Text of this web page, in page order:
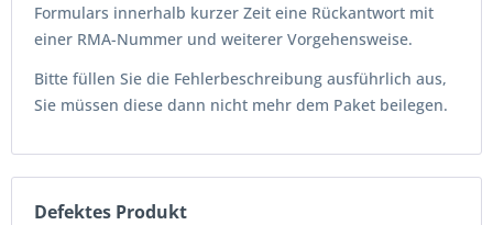
Formulars innerhalb kurzer Zeit eine Rückantwort mit
einer RMA-Nummer und weiterer Vorgehensweise.
Bitte füllen Sie die Fehlerbeschreibung ausführlich aus,
Sie müssen diese dann nicht mehr dem Paket beilegen.
Defektes Produkt